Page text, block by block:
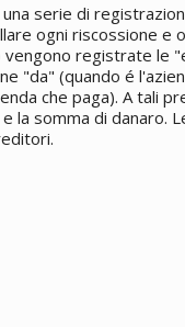
serie di
ogni riscossione e
registrate le
"da" (quando é
che paga). A tali
la somma di danaro.